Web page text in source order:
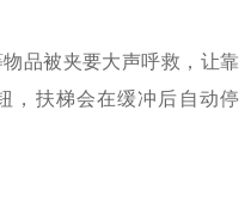
品被夹要大声呼救，让靠
，扶梯会在缓冲后自动停